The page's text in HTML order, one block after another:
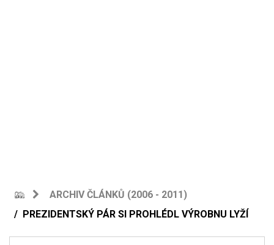
ARCHIV ČLÁNKŮ (2006 - 2011)
PREZIDENTSKÝ PÁR SI PROHLÉDL VÝROBNU LYŽÍ